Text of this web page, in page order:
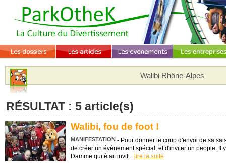
Walibi Rhône-Alpes
RÉSULTAT : 5 article(s)
Walibi, fou de foot !
MANIFESTATION - Pour donner le coup d'envoi de sa
de créer un événement spécial, et d'inviter un people. Il
Damme qui était invit... lire la suite